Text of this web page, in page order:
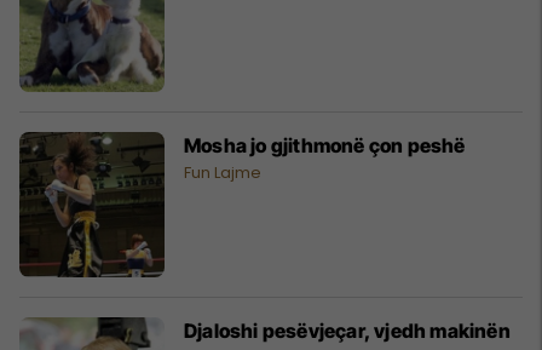
Mosha jo gjithmonë çon peshë
Fun Lajme
Djaloshi pesëvjeçar, vjedh makinën